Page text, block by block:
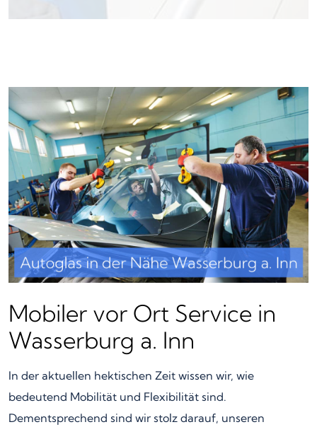
Mobiler vor Ort Service in
Wasserburg a. Inn
In der aktuellen hektischen Zeit wissen wir, wie
bedeutend Mobilität und Flexibilität sind.
Dementsprechend sind wir stolz darauf, unseren